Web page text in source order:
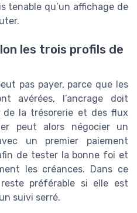
tenable qu’un affichage de
les trois profils de
pas payer, parce que les
avérées, l’ancrage doit
la trésorerie et des flux
peut alors négocier un
un premier paiement
de tester la bonne foi et
les créances. Dans ce
préférable si elle est
suivi serré.